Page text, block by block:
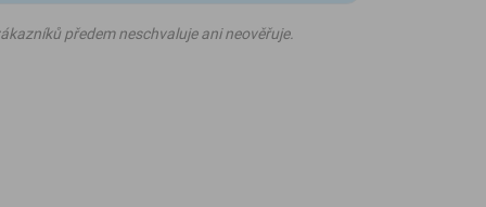
předem neschvaluje ani neověřuje.